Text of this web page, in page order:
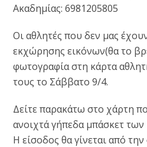
Ακαδημίας: 6981205805
Οι αθλητές που δεν μας
εκχώρησης εικόνων(θα το
φωτογραφία στη κάρτα
τους το Σάββατο 9/4.
Δείτε παρακάτω στο χάρτη
ανοιχτά γήπεδα μπάσκετ
Η είσοδος θα γίνεται από